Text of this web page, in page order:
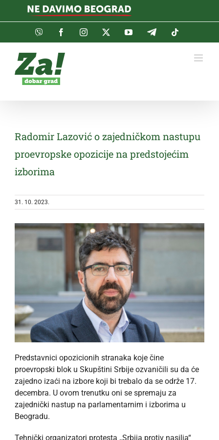
Viber FacebookInstagramTwitterYouTubeTelegram
Radomir Lazović o zajedničkom nastupu
proevropske opozicije na predstojećim
izborima
31. 10. 2023.
Predstavnici opozicionih stranaka koje čine
proevropski blok u Skupštini Srbije ozvaničili su da će
zajedno izaći na izbore koji bi trebalo da se održe 17.
decembra. U ovom trenutku oni se spremaju za
zajednički nastup na parlamentarnim i izborima u
Beogradu.
Tehnički organizatori protesta „Srbija protiv nasilja“